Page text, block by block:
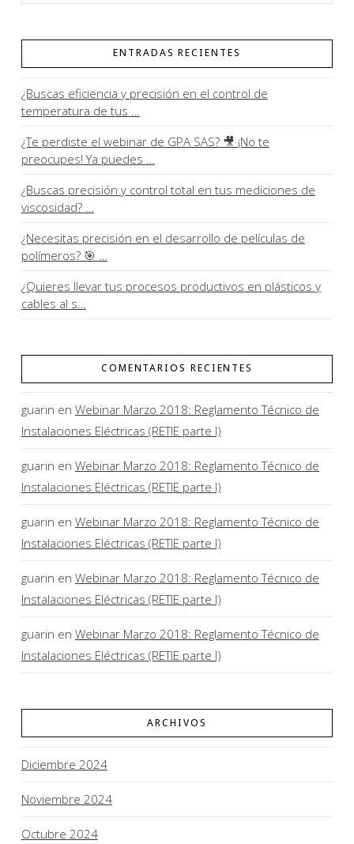
ENTRADAS RECIENTES
¿Buscas eficiencia y precisión en el control de
temperatura de tus …
¿Te perdiste el webinar de GPA SAS? 🎥 ¡No te
preocupes! Ya puedes …
¿Buscas precisión y control total en tus mediciones de
viscosidad? …
¿Necesitas precisión en el desarrollo de películas de
polímeros? 🎯 …
¿Quieres llevar tus procesos productivos en plásticos y
cables al s…
COMENTARIOS RECIENTES
guarin en Webinar Marzo 2018: Reglamento Técnico de
Instalaciones Eléctricas (RETIE parte I)
guarin en Webinar Marzo 2018: Reglamento Técnico de
Instalaciones Eléctricas (RETIE parte I)
guarin en Webinar Marzo 2018: Reglamento Técnico de
Instalaciones Eléctricas (RETIE parte I)
guarin en Webinar Marzo 2018: Reglamento Técnico de
Instalaciones Eléctricas (RETIE parte I)
guarin en Webinar Marzo 2018: Reglamento Técnico de
Instalaciones Eléctricas (RETIE parte I)
ARCHIVOS
Diciembre 2024
Noviembre 2024
Octubre 2024